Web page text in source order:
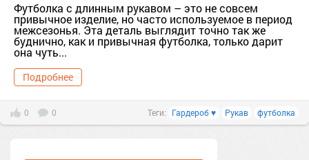
Футболка с длинным рукавом – это не совсем
привычное изделие, но часто используемое в период
межсезонья. Эта деталь выглядит точно так же
буднично, как и привычная футболка, только дарит
она чуть...
Подробнее
0 0 Теги: Гардероб ♥ Рукав футболка